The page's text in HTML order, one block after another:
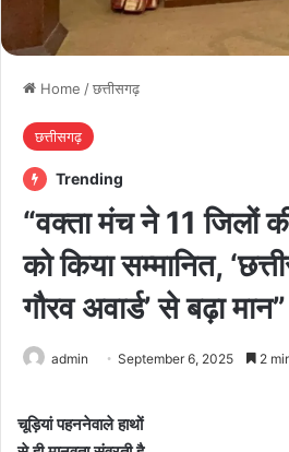
Home /छत्तीसगढ़
छत्तीसगढ़
Trending
“वक्ता मंच ने 11 जिलों
को किया सम्मानित,
गौरव अवार्ड’ से बढ़ा मान”
admin September 6, 2025 2
चूड़ियां पहननेवाले हाथों